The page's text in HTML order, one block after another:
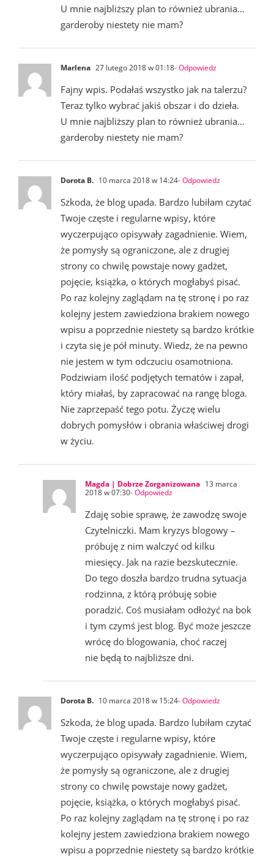
U mnie najbliższy plan to również ubrania…
garderoby niestety nie mam?
Marlena 27 lutego 2018 w 01:18- Odpowiedz
Fajny wpis. Podałaś wszystko jak na talerzu?
Teraz tylko wybrać jakiś obszar i do dzieła.
U mnie najbliższy plan to również ubrania…
garderoby niestety nie mam?
Dorota B. 10 marca 2018 w 14:24- Odpowiedz
Szkoda, że blog upada. Bardzo lubiłam czytać
Twoje częste i regularne wpisy, które
wyczerpująco opisywały zagadnienie. Wiem,
że pomysły są ograniczone, ale z drugiej
strony co chwilę powstaje nowy gadżet,
pojęcie, książka, o których mogłabyś pisać.
Po raz kolejny zaglądam na tę stronę i po raz
kolejny jestem zawiedziona brakiem nowego
wpisu a poprzednie niestety są bardzo krótkie
i czyta się je pół minuty. Wiedz, że na pewno
nie jestem w tym odczuciu osamotniona.
Podziwiam ilość podjętych tematów i zapał,
który miałaś, by zapracować na rangę bloga.
Nie zaprzepaść tego potu. Życzę wielu
dobrych pomysłów i obrania właściwej drogi
w życiu.
Magda | Dobrze Zorganizowana 13 marca
2018 w 07:30- Odpowiedz
Zdaję sobie sprawę, że zawodzę swoje
Czytelniczki. Mam kryzys blogowy –
próbuję z nim walczyć od kilku
miesięcy. Jak na razie bezskutecznie.
Do tego doszła bardzo trudna sytuacja
rodzinna, z którą próbuję sobie
poradzić. Coś musiałam odłożyć na bok
i tym czymś jest blog. Być może jeszcze
wrócę do blogowania, choć raczej
nie będą to najbliższe dni.
Dorota B. 10 marca 2018 w 15:24- Odpowiedz
Szkoda, że blog upada. Bardzo lubiłam czytać
Twoje częste i regularne wpisy, które
wyczerpująco opisywały zagadnienie. Wiem,
że pomysły są ograniczone, ale z drugiej
strony co chwilę powstaje nowy gadżet,
pojęcie, książka, o których mogłabyś pisać.
Po raz kolejny zaglądam na tę stronę i po raz
kolejny jestem zawiedziona brakiem nowego
wpisu a poprzednie niestety są bardzo krótkie